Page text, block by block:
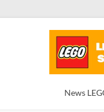
News